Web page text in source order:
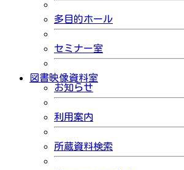
多目的ホール
セミナー室
図書映像資料室
お知らせ
利用案内
所蔵資料検索